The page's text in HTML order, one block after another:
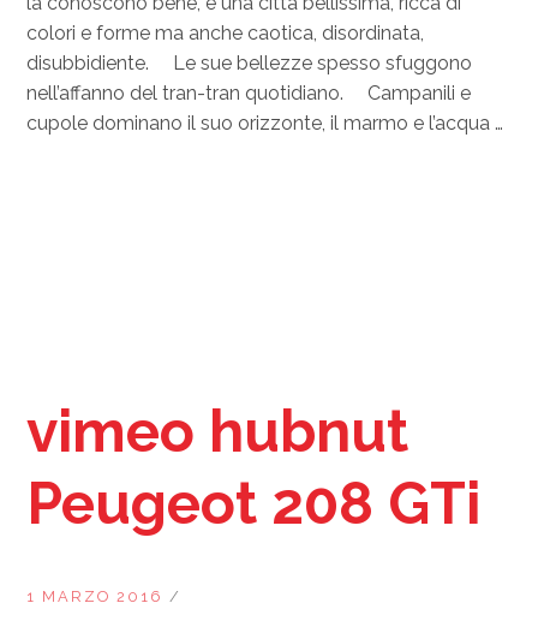
colori e forme ma anche caotica, disordinata,
disubbidiente. Le sue bellezze spesso sfuggono
nell’affanno del tran-tran quotidiano. Campanili e
cupole dominano il suo orizzonte, il marmo e l’acqua …
vimeo hubnut
Peugeot 208 GTi
1 MARZO 2016 /